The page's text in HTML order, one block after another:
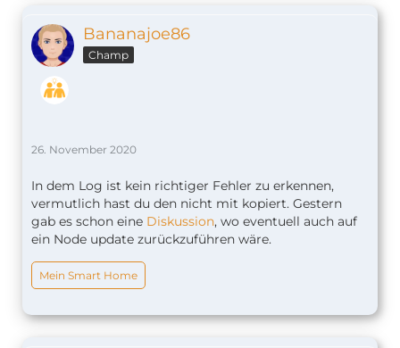
Bananajoe86
Champ
26. November 2020
In dem Log ist kein richtiger Fehler zu erkennen,
vermutlich hast du den nicht mit kopiert. Gestern
gab es schon eine Diskussion, wo eventuell auch auf
ein Node update zurückzuführen wäre.
Mein Smart Home